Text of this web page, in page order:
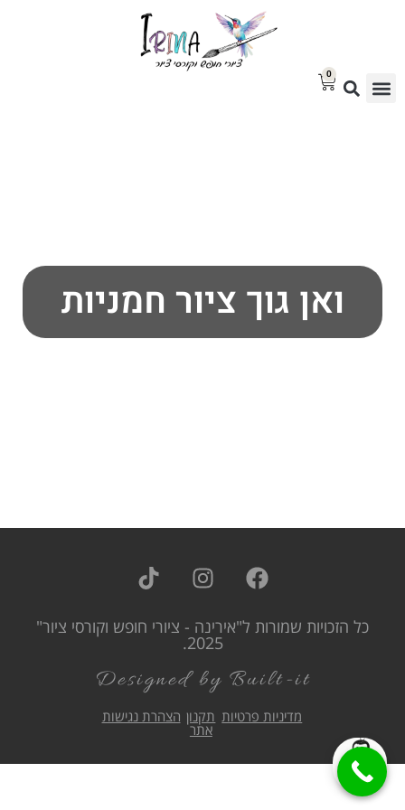
0
ואן גוך ציור חמניות
כל הזכויות שמורות ל"אירינה - ציורי חופש וקורסי ציור"
2025.
Designed by Built-it
מדיניות פרטיות תקנון
אתר
הצהרת נגישות